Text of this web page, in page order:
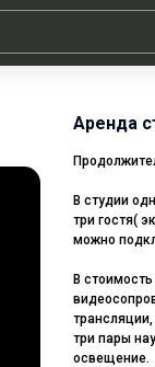
Аренда
В студии
три гостя(
можно
В
три пары
освещение.